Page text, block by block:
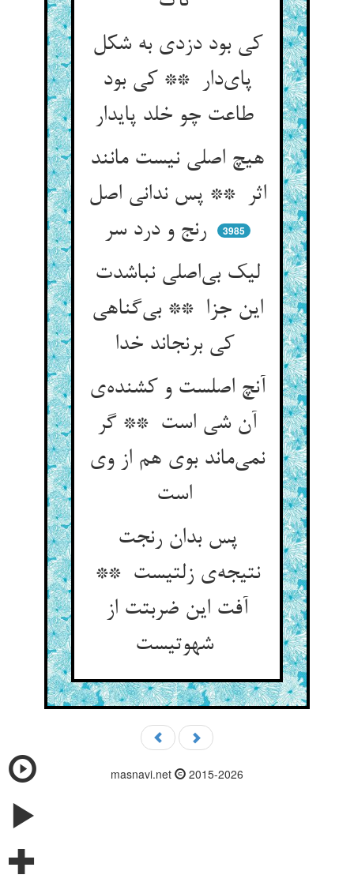
کی بود دزدی به شکل
پای‌دار ** کی بود
طاعت چو خلد پایدار
هیچ اصلی نیست مانند
اثر ** پس ندانی اصل
رنج و درد سر
3985
لیک بی‌اصلی نباشدت
این جزا ** بی‌گناهی
کی برنجاند خدا
آنچ اصلست و کشنده‌ی
آن شی است ** گر
نمی‌ماند بوی هم از وی
است
پس بدان رنجت
نتیجه‌ی زلتیست **
آفت این ضربتت از
شهوتیست
masnavi.net 2015-2026